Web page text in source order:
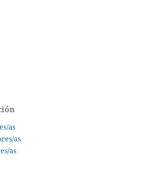
as
as
as